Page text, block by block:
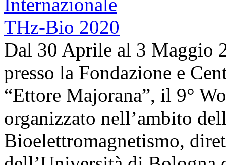
Dal 30 Aprile al 3 Maggio
presso la Fondazione e
“Ettore Majorana”, il 9°
organizzato nell’ambito
Bioelettromagnetismo,